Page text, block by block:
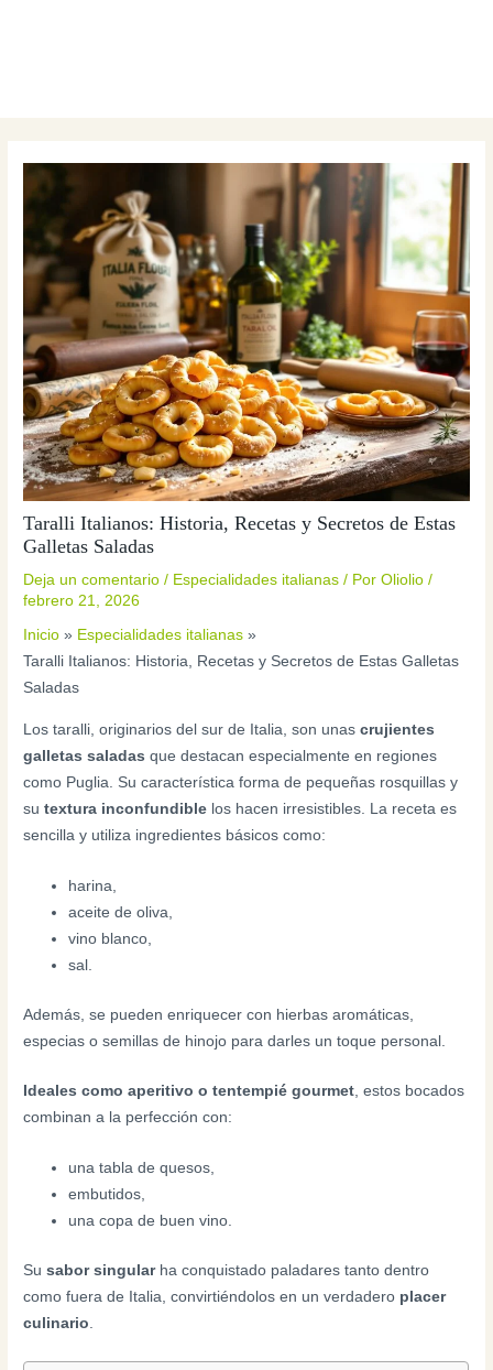
Taralli Italianos: Historia, Recetas y Secretos de Estas
Galletas Saladas
Deja un comentario / Especialidades italianas / PorOliolio/
febrero 21, 2026
Inicio
Especialidades italianas
Taralli Italianos: Historia, Recetas y Secretos de Estas Galletas
Saladas
Los taralli, originarios del sur de Italia, son unascrujientes
galletas saladas que destacan especialmente en regiones
como Puglia. Su característica forma de pequeñas rosquillas y
sutextura inconfundible los hacen irresistibles. La receta es
sencilla y utiliza ingredientes básicos como:
harina,
aceite de oliva,
vino blanco,
sal.
Además, se pueden enriquecer con hierbas aromáticas,
especias o semillas de hinojo para darles un toque personal.
Ideales como aperitivo o tentempié gourmet, estos bocados
combinan a la perfección con:
una tabla de quesos,
embutidos,
una copa de buen vino.
Susabor singularha conquistado paladares tanto dentro
como fuera de Italia, convirtiéndolos en un verdadero placer
culinario